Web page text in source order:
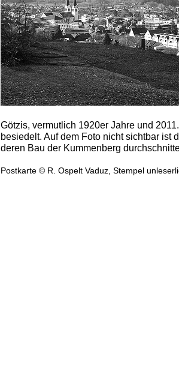
Götzis, vermutlich 1920er Jahre und
besiedelt. Auf dem Foto nicht sichtbar ist
deren Bau der Kummenberg
Postkarte © R. Ospelt Vaduz, Stempel